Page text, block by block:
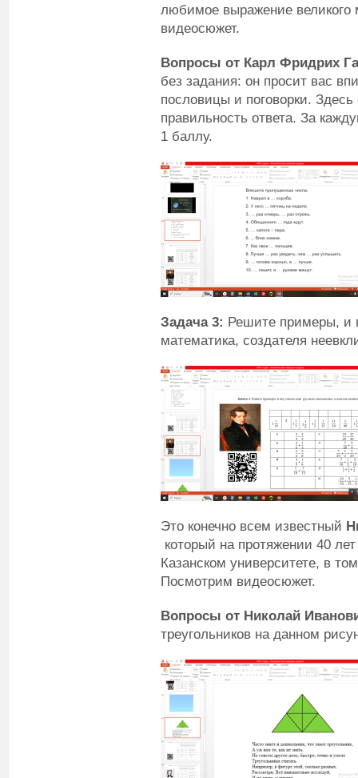
любимое выражение
видеосюжет.
Вопросы от Карл Фридрих
без задания: он просит вас
пословицы и поговорки.
правильность ответа. За
1 баллу.
Задача 3: Решите примеры, и
математика, создателя
Это конечно всем известный
который на протяжении 40
Казанском университете, в
Посмотрим видеосюжет.
Вопросы от Николай
треугольников на данном